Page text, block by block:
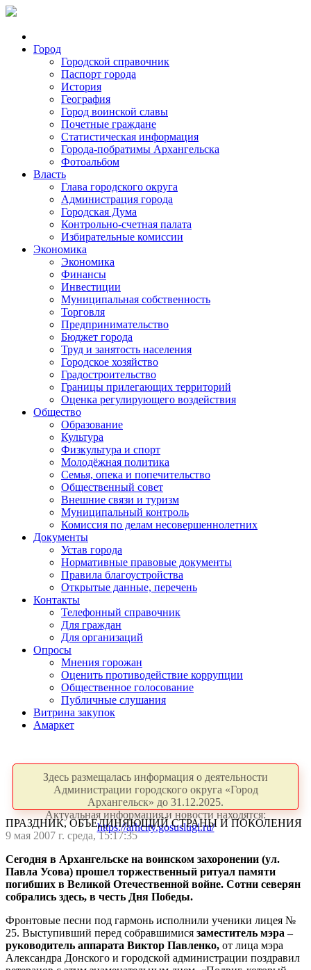
Город
Городской справочник
Паспорт города
История
География
Город воинской славы
Почетные граждане
Статистическая информация
Города-побратимы Архангельска
Фотоальбом
Власть
Глава городского округа
Администрация города
Городская Дума
Контрольно-счетная палата
Избирательные комиссии
Экономика
Экономика
Финансы
Инвестиции
Муниципальная собственность
Торговля
Предпринимательство
Бюджет города
Труд и занятость населения
Городское хозяйство
Градостроительство
Границы прилегающих территорий
Оценка регулирующего воздействия
Общество
Образование
Культура
Физкультура и спорт
Молодёжная политика
Семья, опека и попечительство
Общественный совет
Внешние связи и туризм
Муниципальный контроль
Комиссия по делам несовершеннолетних
Документы
Устав города
Нормативные правовые документы
Правила благоустройства
Открытые данные, перечень
Контакты
Телефонный справочник
Для граждан
Для организаций
Опросы
Мнения горожан
Оценить противодействие коррупции
Общественное голосование
Публичные слушания
Витрина закупок
Амаркет
Здесь размещалась информация о деятельности
Администрации городского округа «Город
Архангельск» до 31.12.2025.
Актуальная информация и новости находятся:
https://arhcity.gosuslugi.ru/
ПРАЗДНИК, ОБЪЕДИНЯЮЩИЙ СТРАНЫ И ПОКОЛЕНИЯ
9 мая 2007 г. среда, 15:17:35
Сегодня в Архангельске на воинском захоронении (ул.
Павла Усова) прошел торжественный ритуал памяти
погибших в Великой Отечественной войне. Сотни северян
собрались здесь, в честь Дня Победы.
Фронтовые песни под гармонь исполнили ученики лицея №
25. Выступивший перед собравшимися заместитель мэра –
руководитель аппарата Виктор Павленко, от лица мэра
Александра Донского и городской администрации поздравил